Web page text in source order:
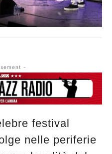
-
festival
nelle periferie